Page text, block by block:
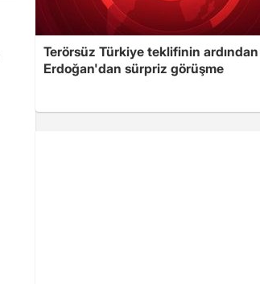
Terörsüz Türkiye teklifinin ardından
Erdoğan'dan sürpriz görüşme